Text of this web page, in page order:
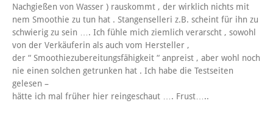
Nachgießen von Wasser ) rauskommt , der wirklich nichts mit
nem Smoothie zu tun hat . Stangenselleri z.B. scheint für ihn zu
schwierig zu sein …. Ich fühle mich ziemlich verarscht , sowohl
von der Verkäuferin als auch vom Hersteller ,
der “ Smoothiezubereitungsfähigkeit “ anpreist , aber wohl noch
nie einen solchen getrunken hat . Ich habe die Testseiten
gelesen –
hätte ich mal früher hier reingeschaut …. Frust…..